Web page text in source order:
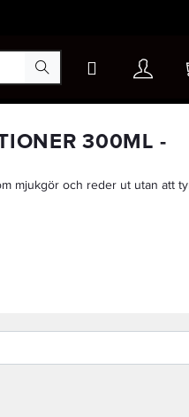
300ML -
mjukgör och reder ut utan att